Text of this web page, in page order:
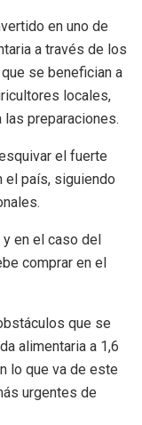
en uno de
a través de los
se benefician a
locales,
preparaciones.
el fuerte
el país, siguiendo
en el caso del
comprar en el
que se
alimentaria a 1,6
lo que va de este
urgentes de